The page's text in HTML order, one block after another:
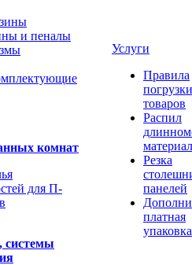
и пеналы
комнат
для П-
системы
Услуги
Правила
погрузки
товаров
Распил
Резка
панелей
платная
упаковка